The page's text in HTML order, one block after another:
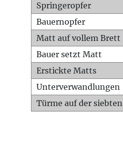
Springeropfer
Bauernopfer
Matt auf vollem Brett
Bauer setzt Matt
Erstickte Matts
Unterverwandlungen
Türme auf der siebten